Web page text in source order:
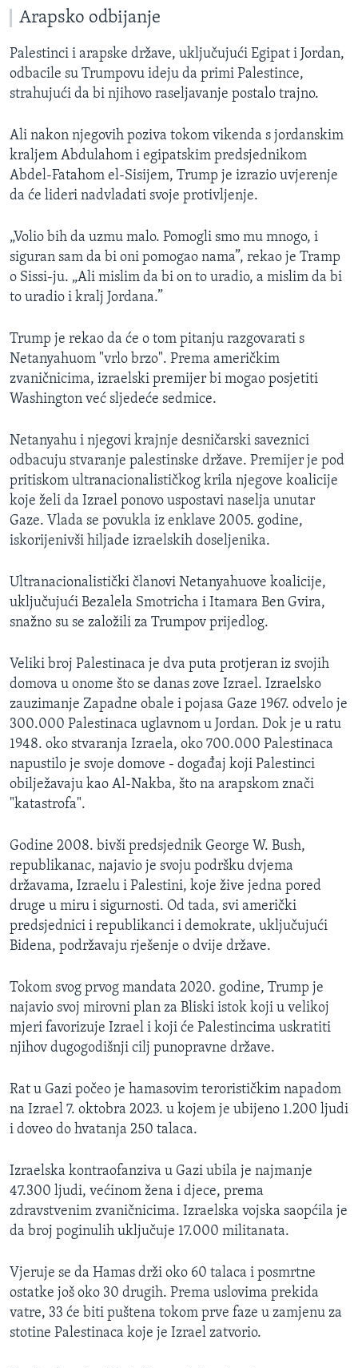
Arapsko odbijanje
Palestinci i arapske države, uključujući Egipat i Jordan,
odbacile su Trumpovu ideju da primi Palestince,
strahujući da bi njihovo raseljavanje postalo trajno.
Ali nakon njegovih poziva tokom vikenda s jordanskim
kraljem Abdulahom i egipatskim predsjednikom
Abdel-Fatahom el-Sisijem, Trump je izrazio uvjerenje
da će lideri nadvladati svoje protivljenje.
„Volio bih da uzmu malo. Pomogli smo mu mnogo, i
siguran sam da bi oni pomogao nama”, rekao je Tramp
o Sissi-ju. „Ali mislim da bi on to uradio, a mislim da bi
to uradio i kralj Jordana.”
Trump je rekao da će o tom pitanju razgovarati s
Netanyahuom "vrlo brzo". Prema američkim
zvaničnicima, izraelski premijer bi mogao posjetiti
Washington već sljedeće sedmice.
Netanyahu i njegovi krajnje desničarski saveznici
odbacuju stvaranje palestinske države. Premijer je pod
pritiskom ultranacionalističkog krila njegove koalicije
koje želi da Izrael ponovo uspostavi naselja unutar
Gaze. Vlada se povukla iz enklave 2005. godine,
iskorijenivši hiljade izraelskih doseljenika.
Ultranacionalistički članovi Netanyahuove koalicije,
uključujući Bezalela Smotricha i Itamara Ben Gvira,
snažno su se založili za Trumpov prijedlog.
Veliki broj Palestinaca je dva puta protjeran iz svojih
domova u onome što se danas zove Izrael. Izraelsko
zauzimanje Zapadne obale i pojasa Gaze 1967. odvelo je
300.000 Palestinaca uglavnom u Jordan. Dok je u ratu
1948. oko stvaranja Izraela, oko 700.000 Palestinaca
napustilo je svoje domove - događaj koji Palestinci
obilježavaju kao Al-Nakba, što na arapskom znači
"katastrofa".
Godine 2008. bivši predsjednik George W. Bush,
republikanac, najavio je svoju podršku dvjema
državama, Izraelu i Palestini, koje žive jedna pored
druge u miru i sigurnosti. Od tada, svi američki
predsjednici i republikanci i demokrate, uključujući
Bidena, podržavaju rješenje o dvije države.
Tokom svog prvog mandata 2020. godine, Trump je
najavio svoj mirovni plan za Bliski istok koji u velikoj
mjeri favorizuje Izrael i koji će Palestincima uskratiti
njihov dugogodišnji cilj punopravne države.
Rat u Gazi počeo je hamasovim terorističkim napadom
na Izrael 7. oktobra 2023. u kojem je ubijeno 1.200 ljudi
i doveo do hvatanja 250 talaca.
Izraelska kontraofanziva u Gazi ubila je najmanje
47.300 ljudi, većinom žena i djece, prema
zdravstvenim zvaničnicima. Izraelska vojska saopćila je
da broj poginulih uključuje 17.000 militanata.
Vjeruje se da Hamas drži oko 60 talaca i posmrtne
ostatke još oko 30 drugih. Prema uslovima prekida
vatre, 33 će biti puštena tokom prve faze u zamjenu za
stotine Palestinaca koje je Izrael zatvorio.